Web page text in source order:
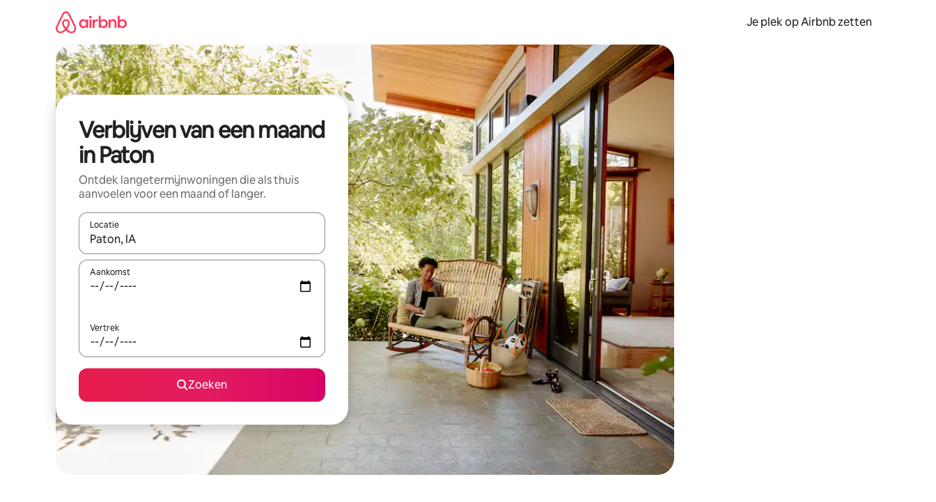
Je plek op Airbnb zetten
Verblijven van een maand
in Paton
Ontdek langetermijnwoningen die als thuis
aanvoelen voor een maand of langer.
Locatie
Wanneer er resultaten beschikbaar zijn, maak je een keuze met je de pijltjestoetsen omhoog en omlaag, óf door te tikken of swipen.
Aankomst
Vertrek
Zoeken